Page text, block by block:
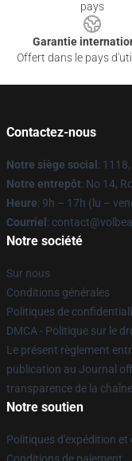
pays
Garantie
Offert dans le pays
Contactez-nous
Notre siège social :
Notre entrepôt: No 14,
Heure: 9h – 17h (lu –
Courriel :
Notre société
Sur nous
Conditions générales
Politiques de
DMCA - Politique sur le
Le présent règlement
publication au Journal
transparence de la
Notre soutien
Politiques d'expédition et